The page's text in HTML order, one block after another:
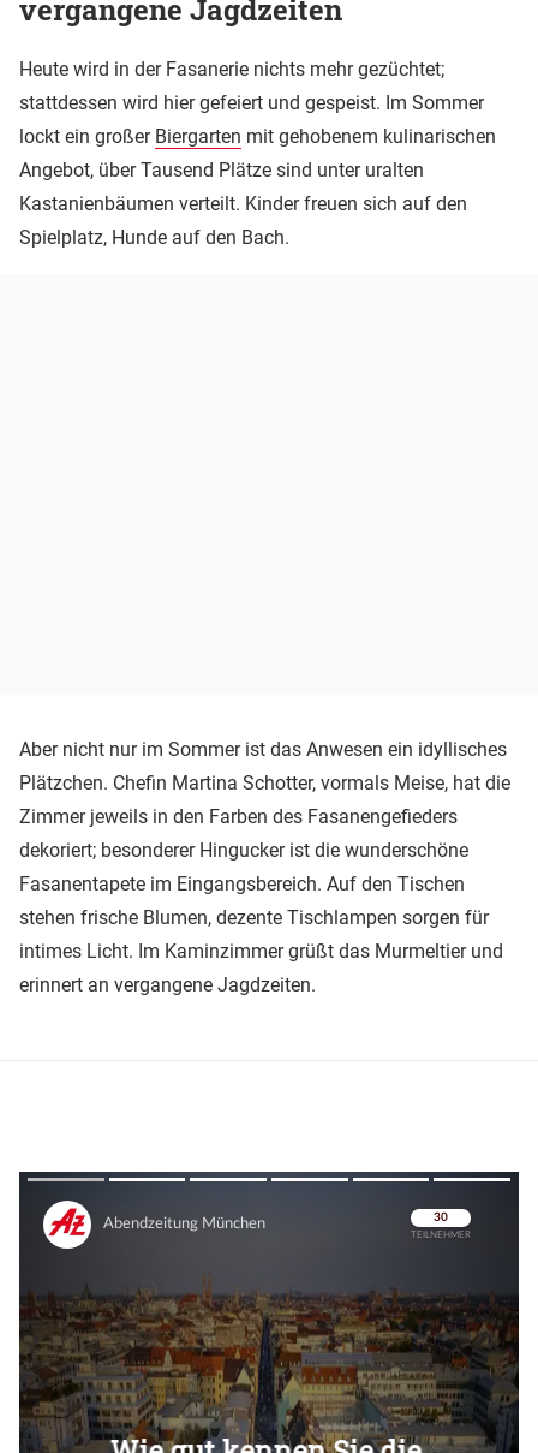
vergangene Jagdzeiten
Heute wird in der Fasanerie nichts mehr gezüchtet;
stattdessen wird hier gefeiert und gespeist. Im Sommer
lockt ein großer Biergarten mit gehobenem kulinarischen
Angebot, über Tausend Plätze sind unter uralten
Kastanienbäumen verteilt. Kinder freuen sich auf den
Spielplatz, Hunde auf den Bach.
Aber nicht nur im Sommer ist das Anwesen ein idyllisches
Plätzchen. Chefin Martina Schotter, vormals Meise, hat die
Zimmer jeweils in den Farben des Fasanengefieders
dekoriert; besonderer Hingucker ist die wunderschöne
Fasanentapete im Eingangsbereich. Auf den Tischen
stehen frische Blumen, dezente Tischlampen sorgen für
intimes Licht. Im Kaminzimmer grüßt das Murmeltier und
erinnert an vergangene Jagdzeiten.
Überspringen